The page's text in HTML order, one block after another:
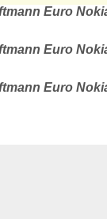
Euro Nokia
Euro
Euro Nokia